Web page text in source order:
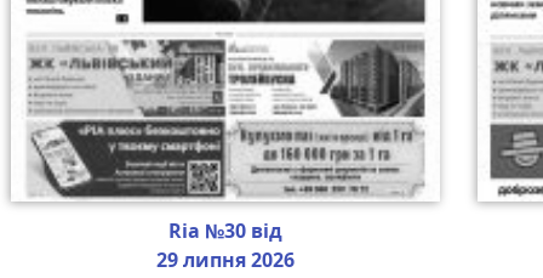
Ria №30 від
29 липня 2026